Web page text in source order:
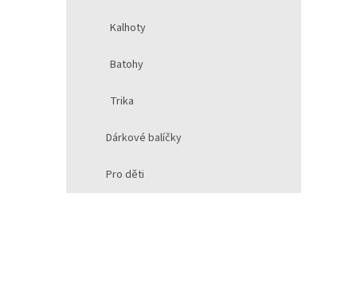
Kalhoty
Batohy
Trika
Dárkové balíčky
Pro děti